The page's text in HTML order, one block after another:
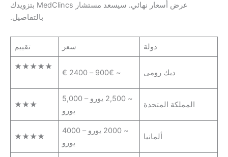
عرض أسعار نهائي. سيسعد مستشار MedClincs بتزويدك
تقييم
~ 900€ – 2400 €
المتحدة
~ 2,500 يورو – 5,000
★★★
~ 2000 يورو – 4000